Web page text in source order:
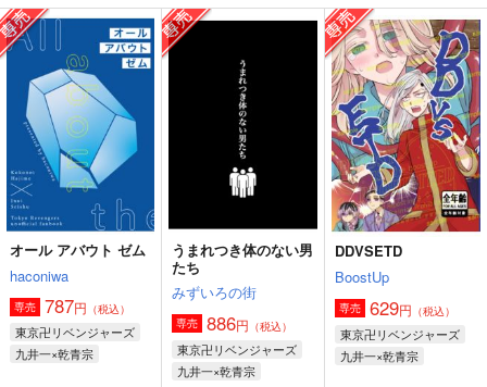
いいかげんにしてくだ
629 円（税込）
乾青宗×花垣武道
サンプル
作品詳細
光バイト
（税込）
九井一×乾青宗
サンプル
BDドーナツ危機一
髪!?
SPOOKY
707円（税込）
乾青宗
サンプル
作品詳細
オール アバウト ゼム
haconiwa
専売 787円 （税込）
東京卍リベンジャーズ
九井一×乾青宗
うまれつき体のない男
たち
みずいろの街
専売 886円 （税込）
東京卍リベンジャーズ
九井一×乾青宗
DDVSETD
BoostUp
専売 629円 （税込）
東京卍リベンジャーズ
九井一×乾青宗